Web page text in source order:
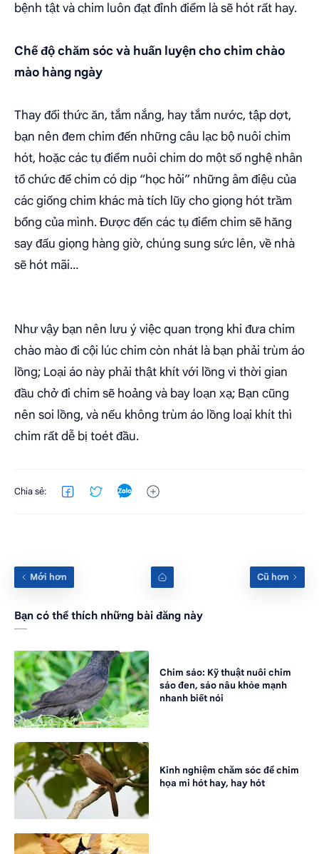
bệnh tật và chim luôn đạt đỉnh điểm là sẽ hót rất hay.
Chế độ chăm sóc và huấn luyện cho chim chào
mào hàng ngày
Thay đổi thức ăn, tắm nắng, hay tắm nước, tập dợt,
bạn nên đem chim đến những câu lạc bộ nuôi chim
hót, hoặc các tụ điểm nuôi chim do một số nghệ nhân
tổ chức để chim có dịp “học hỏi” những âm điệu của
các giống chim khác mà tích lũy cho giọng hót trầm
bổng của mình. Được đến các tụ điểm chim sẽ hăng
say đấu giọng hàng giờ, chúng sung sức lên, về nhà
sẽ hót mãi…
Như vậy bạn nên lưu ý việc quan trọng khi đưa chim
chào mào đi cội lúc chim còn nhát là bạn phải trùm áo
lồng; Loại áo này phải thật khít với lồng vì thời gian
đầu chở đi chim sẽ hoảng và bay loạn xạ; Bạn cũng
nên soi lồng, và nếu không trùm áo lồng loại khít thì
chim rất dễ bị toét đầu.
Bạn có thể thích những bài đăng này
Chim sáo: Kỹ thuật nuôi chim
sáo đen, sáo nâu khỏe mạnh
nhanh biết nói
Kinh nghiệm chăm sóc để chim
họa mi hót hay, hay hót